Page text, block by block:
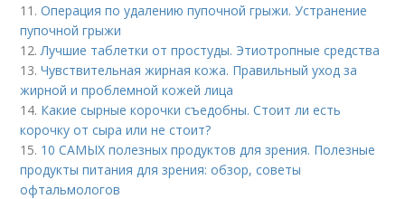
11.Операция по удалению пупочной грыжи. Устранение
пупочной грыжи
12.Лучшие таблетки от простуды. Этиотропные средства
13.Чувствительная жирная кожа. Правильный уход за
жирной и проблемной кожей лица
14. Какие сырные корочки съедобны. Стоит ли есть
корочку от сыра или не стоит?
15. 10 САМЫХ полезных продуктов для зрения. Полезные
продукты питания для зрения: обзор, советы
офтальмологов